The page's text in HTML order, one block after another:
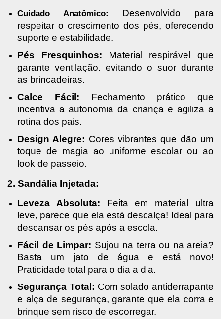
Cuidado Anatômico:
Desenvolvido para
respeitar o crescimento dos pés, oferecendo
suporte e estabilidade.
Pés Fresquinhos: Material respirável que
garante ventilação, evitando o suor durante
as brincadeiras.
Calce Fácil: Fechamento prático que
incentiva a autonomia da criança e agiliza a
rotina dos pais.
Design Alegre: Cores vibrantes que dão um
toque de magia ao uniforme escolar ou ao
look de passeio.
2. Sandália Injetada:
Leveza Absoluta: Feita em material ultra
leve, parece que ela está descalça! Ideal para
descansar os pés após a escola.
Fácil de Limpar: Sujou na terra ou na areia?
Basta um jato de água e está novo!
Praticidade total para o dia a dia.
Segurança Total: Com solado antiderrapante
e alça de segurança, garante que ela corra e
brinque sem risco de escorregar.